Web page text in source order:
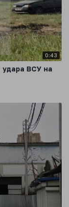
0:43
ВСУ на